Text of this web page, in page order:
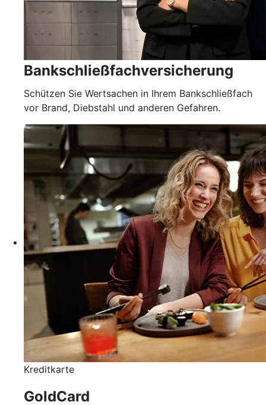
Bankschließfachversicherung
Schützen Sie Wertsachen in Ihrem Bankschließfach
vor Brand, Diebstahl und anderen Gefahren.
Kreditkarte
GoldCard